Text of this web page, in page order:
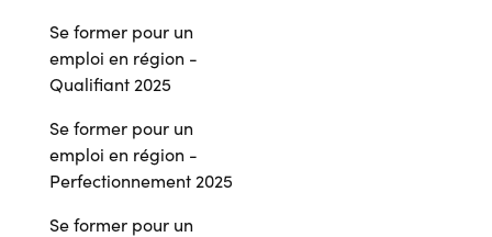
Se former pour un
emploi en région -
Qualifiant 2025
Se former pour un
emploi en région -
Perfectionnement 2025
Se former pour un